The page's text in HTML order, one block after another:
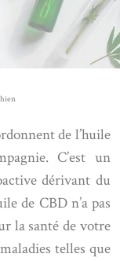
de l’huile
C’est un
dérivant du
de CBD n’a pas
la santé de votre
telles que